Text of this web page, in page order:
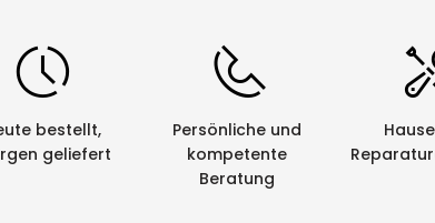
Sie als Kunde von Netztech haben die
lassen. Die leeren Kassetten werden im
Wiederverwertung zugeführt. Eine
bestellt,
geliefert
Persönliche und
kompetente
Beratung